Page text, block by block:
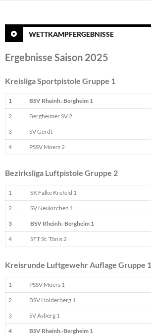
WETTKAMPFERGEBNISSE
Ergebnisse Saison 2025
Kreisliga Sportpistole Gruppe 1
1 BSV Rheinh.-Bergheim 1
2 Bergheimer SV 2
3 SV Gerdt
4 PSSV Moers 2
Bezirksliga Luftpistole Gruppe 2
1 SK Falke Krefeld 1
2 SV Neukirchen 1
3 BSV Rheinh.-Bergheim 1
4 SFT St. Tönis 2
Kreisrunde Luftgewehr Auflage Gruppe 1
1 PSSV Moers 1
2 BSV Holderberg 1
3 SV Asberg 1
4 BSV Rheinh.-Bergheim 1